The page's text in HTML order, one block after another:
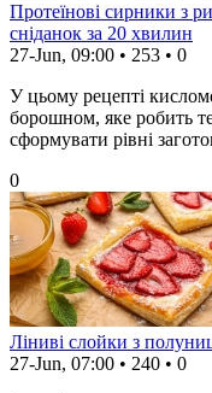
Протеїнові сирники з
сніданок за 20 хвилин
27-Jun, 09:00 • 253 • 0
У цьому рецепті
борошном, яке робить
сформувати рівні
0
Ліниві слойки з
27-Jun, 07:00 • 240 • 0